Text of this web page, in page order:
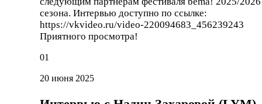
сезона. Интервью доступно по ссылке:
https://vkvideo.ru/video-220094683_456239243
Приятного просмотра!
01
20 июня 2025